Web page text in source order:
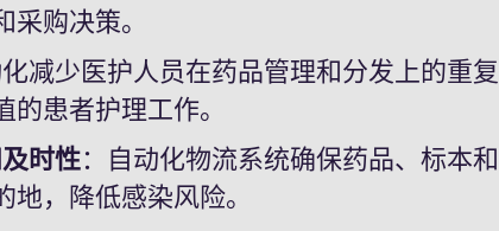
购决策。
减少医护人员在药品管理和分发上的重复
患者护理工作。
时性：自动化物流系统确保药品、标本和
，降低感染风险。